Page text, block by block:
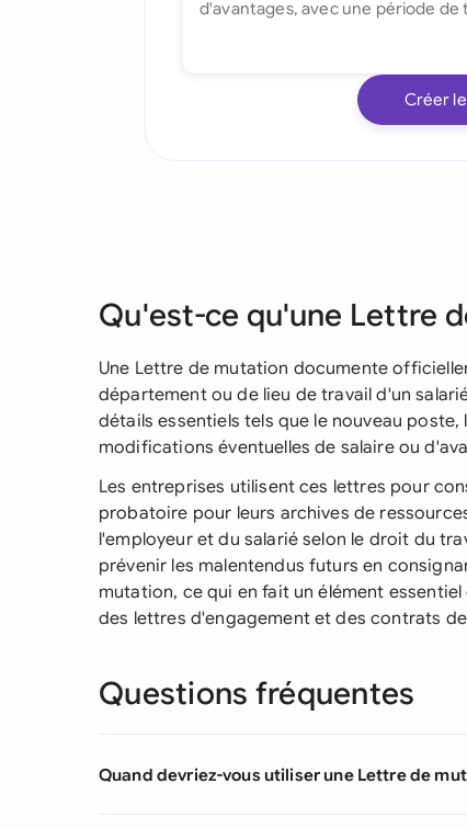
Créer
Qu'est-ce qu'une Lettre
Une Lettre de mutation documente
département ou de lieu de travail d'un
détails essentiels tels que le nouveau
modifications éventuelles de salaire ou
Les entreprises utilisent ces lettres pour
probatoire pour leurs archives de
l'employeur et du salarié selon le droit du
prévenir les malentendus futurs en
mutation, ce qui en fait un élément
des lettres d'engagement et des contrats
Questions fréquentes
Quand devriez-vous utiliser une Lettre de